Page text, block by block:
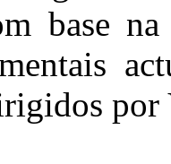
base
por